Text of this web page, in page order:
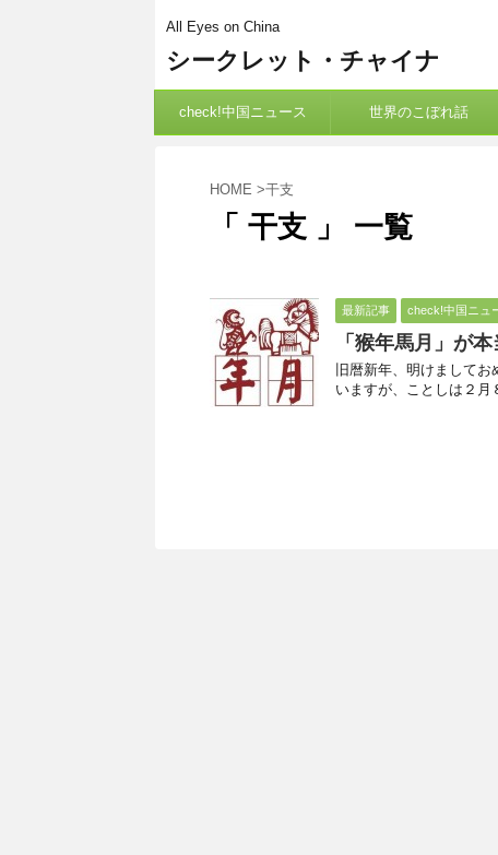
All Eyes on China
シークレット・チャイナ
check!中国ニュース 世界のこぼれ話
HOME >干支
「 干支 」 一覧
最新記事 check!中国ニュ
「猴年馬月」が
旧暦新年、明けまして
いますが、ことしは２